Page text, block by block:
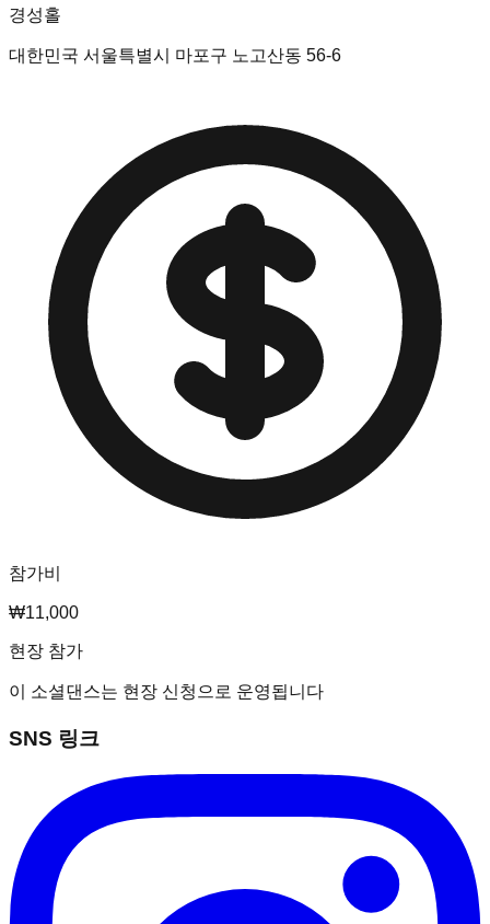
경성홀
대한민국 서울특별시 마포구 노고산동 56-6
참가비
₩11,000
현장 참가
이 소셜댄스는 현장 신청으로 운영됩니다
SNS 링크